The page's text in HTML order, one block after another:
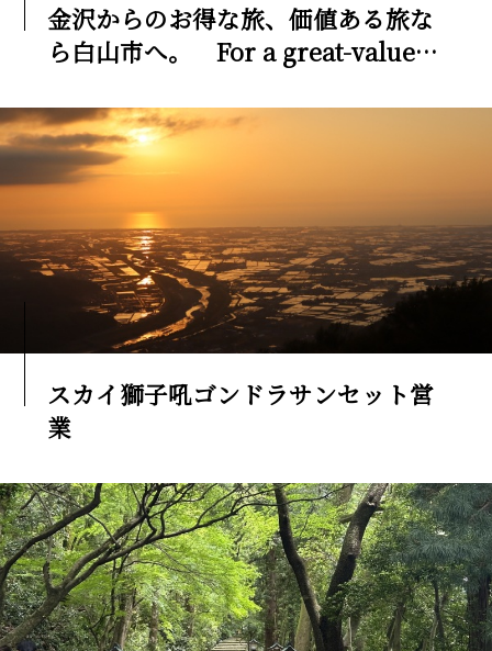
金沢からのお得な旅、価値ある旅な
ら白山市へ。 For a great-value
Hakusan City.
スカイ獅子吼ゴンドラサンセット営
業